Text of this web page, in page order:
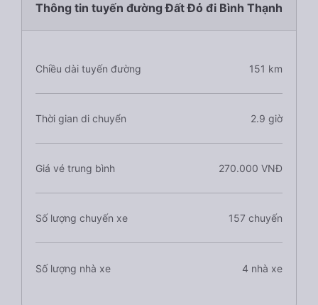
Thông tin tuyến đường Đất Đỏ đi Bình Thạnh
Chiều dài tuyến đường 151 km
Thời gian di chuyển 2.9 giờ
Giá vé trung bình 270.000 VNĐ
Số lượng chuyến xe 157 chuyến
Số lượng nhà xe 4 nhà xe